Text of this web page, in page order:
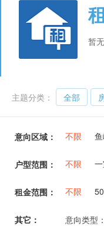
» ›
暂
主题分类： 全部
意向区域： 不限
户型范围： 不限
租金范围： 不限
其它： 意向类型：